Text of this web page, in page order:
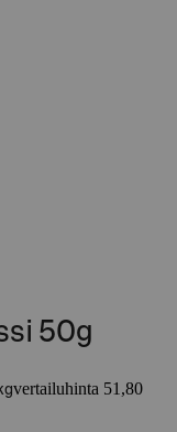
50g
vertailuhinta 51,80